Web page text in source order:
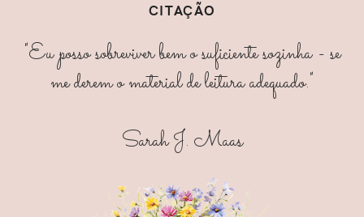
CITAÇÃO
"Eu posso sobreviver bem o suficiente sozinha - se
me derem o material de leitura adequado."
Sarah J. Maas